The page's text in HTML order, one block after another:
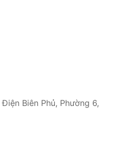
Điện Biên Phủ, Phường 6,